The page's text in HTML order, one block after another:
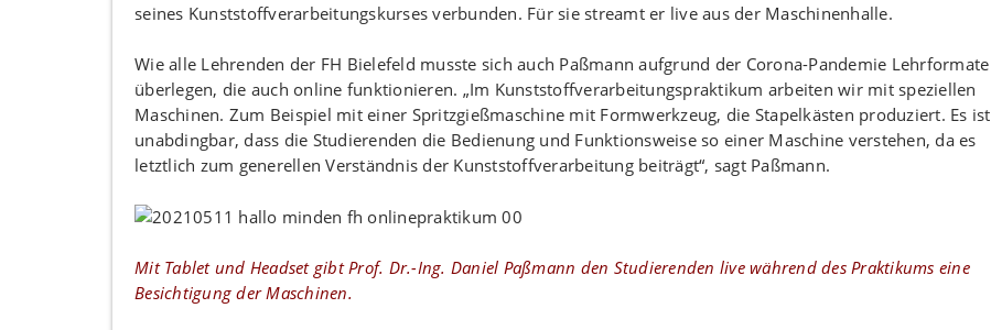
seines Kunststoffverarbeitungskurses verbunden. Für sie streamt er live aus der Maschinenhalle.
Wie alle Lehrenden der FH Bielefeld musste sich auch Paßmann aufgrund der Corona-Pandemie Lehrformate
überlegen, die auch online funktionieren. „Im Kunststoffverarbeitungspraktikum arbeiten wir mit speziellen
Maschinen. Zum Beispiel mit einer Spritzgießmaschine mit Formwerkzeug, die Stapelkästen produziert. Es ist
unabdingbar, dass die Studierenden die Bedienung und Funktionsweise so einer Maschine verstehen, da es
letztlich zum generellen Verständnis der Kunststoffverarbeitung beiträgt“, sagt Paßmann.
Mit Tablet und Headset gibt Prof. Dr.-Ing. Daniel Paßmann den Studierenden live während des Praktikums eine
Besichtigung der Maschinen.